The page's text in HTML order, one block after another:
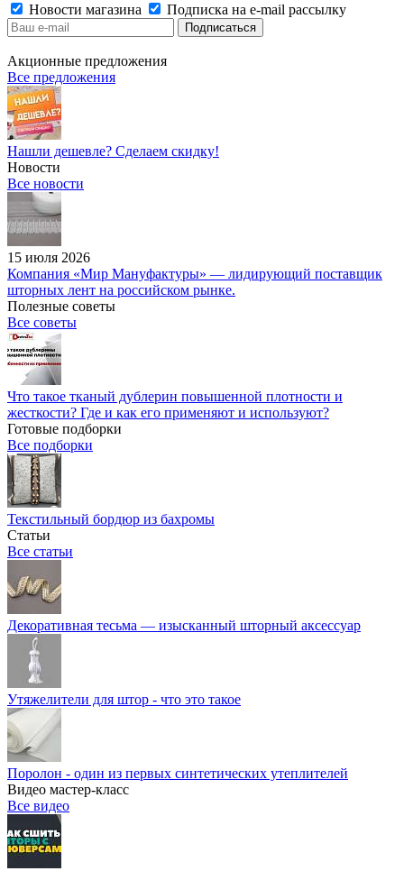
Новости магазина
Подписка на e-mail рассылку
Акционные предложения
Все предложения
Нашли дешевле? Сделаем скидку!
Новости
Все новости
15 июля 2026
Компания «Мир Мануфактуры» — лидирующий поставщик
шторных лент на российском рынке.
Полезные советы
Все советы
Что такое тканый дублерин повышенной плотности и
жесткости? Где и как его применяют и используют?
Готовые подборки
Все подборки
Текстильный бордюр из бахромы
Статьи
Все статьи
Декоративная тесьма — изысканный шторный аксессуар
Утяжелители для штор - что это такое
Поролон - один из первых синтетических утеплителей
Видео мастер-класс
Все видео